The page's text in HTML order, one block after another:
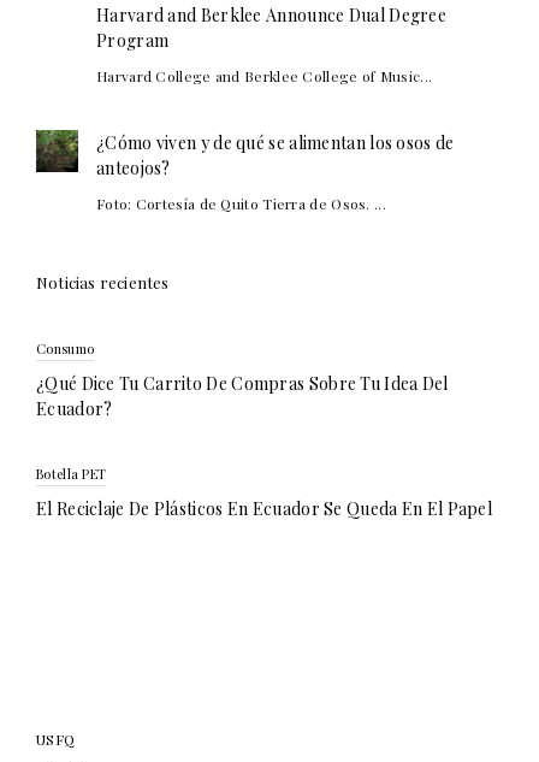
Harvard and Berklee Announce Dual Degree
Program
Harvard College and Berklee College of Music...
¿Cómo viven y de qué se alimentan los osos de
anteojos?
Foto: Cortesía de Quito Tierra de Osos. ...
Noticias recientes
Consumo
¿Qué Dice Tu Carrito De Compras Sobre Tu Idea Del
Ecuador?
Botella PET
El Reciclaje De Plásticos En Ecuador Se Queda En El Papel
USFQ